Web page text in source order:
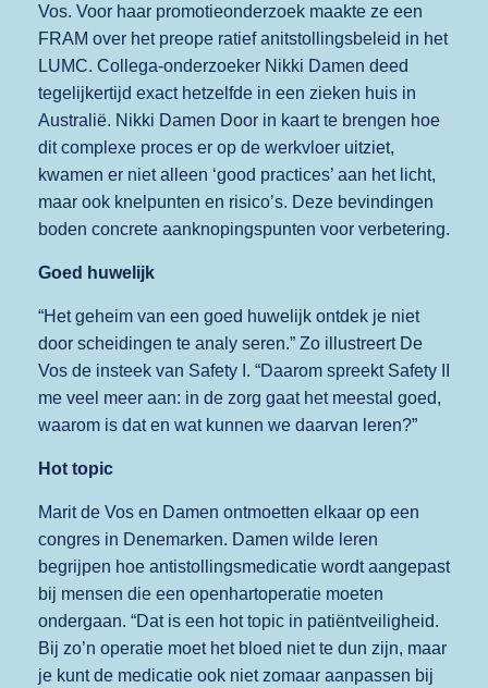
Vos. Voor haar promotieonderzoek maakte ze een
FRAM over het preope ratief anitstollingsbeleid in het
LUMC. Collega-onderzoeker Nikki Damen deed
tegelijkertijd exact hetzelfde in een zieken huis in
Australië. Nikki Damen Door in kaart te brengen hoe
dit complexe proces er op de werkvloer uitziet,
kwamen er niet alleen ‘good practices’ aan het licht,
maar ook knelpunten en risico’s. Deze bevindingen
boden concrete aanknopingspunten voor verbetering.
Goed huwelijk
“Het geheim van een goed huwelijk ontdek je niet
door scheidingen te analy seren.” Zo illustreert De
Vos de insteek van Safety I. “Daarom spreekt Safety II
me veel meer aan: in de zorg gaat het meestal goed,
waarom is dat en wat kunnen we daarvan leren?”
Hot topic
Marit de Vos en Damen ontmoetten elkaar op een
congres in Denemarken. Damen wilde leren
begrijpen hoe antistollingsmedicatie wordt aangepast
bij mensen die een openhartoperatie moeten
ondergaan. “Dat is een hot topic in patiëntveiligheid.
Bij zo’n operatie moet het bloed niet te dun zijn, maar
je kunt de medicatie ook niet zomaar aanpassen bij